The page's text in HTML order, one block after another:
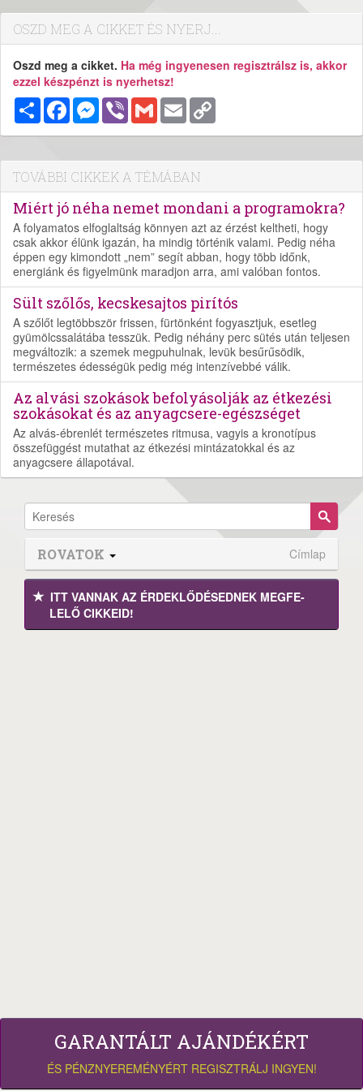
OSZD MEG A CIKKET ÉS NYERJ...
Oszd meg a cikket. Ha még ingyenesen regisztrálsz is, akkor
ezzel készpénzt is nyerhetsz!
MegosztásFacebookMessenger
Viber Gmail Email
TOVÁBBI CIKKEK A TÉMÁBAN
Miért jó néha nemet mondani a programokra?
A folyamatos elfoglaltság könnyen azt az érzést keltheti, hogy
csak akkor élünk igazán, ha mindig történik valami. Pedig néha
éppen egy kimondott „nem” segít abban, hogy több időnk,
energiánk és figyelmünk maradjon arra, ami valóban fontos.
Sült szőlős, kecskesajtos pirítós
A szőlőt legtöbbször frissen, fürtönként fogyasztjuk, esetleg
gyümölcssalátába tesszük. Pedig néhány perc sütés után teljesen
megváltozik: a szemek megpuhulnak, levük besűrűsödik,
természetes édességük pedig még intenzívebbé válik.
Az alvási szokások befolyásolják az étkezési
szokásokat és az anyagcsere-egészséget
Az alvás-ébrenlét természetes ritmusa, vagyis a kronotípus
összefüggést mutathat az étkezési mintázatokkal és az
anyagcsere állapotával.
ROVATOK Címlap
ITT VANNAK AZ ÉRDEK­LŐDÉ­SEDNEK MEGFE­
LELŐ CIKKEID!
GARANTÁLT AJÁNDÉKÉRT
ÉS PÉNZNYEREMÉNYÉRT REGISZTRÁLJ INGYEN!